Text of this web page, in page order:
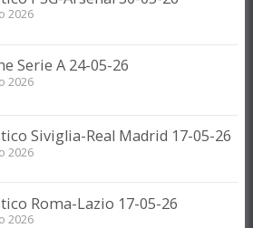
2026
Serie A 24-05-26
2026
Siviglia-Real Madrid 17-05-26
2026
Roma-Lazio 17-05-26
2026